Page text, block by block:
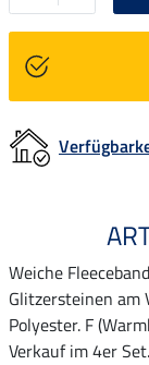
Weiche
Glitzersteinen am
Polyester. F
Verkauf im 4er Set.